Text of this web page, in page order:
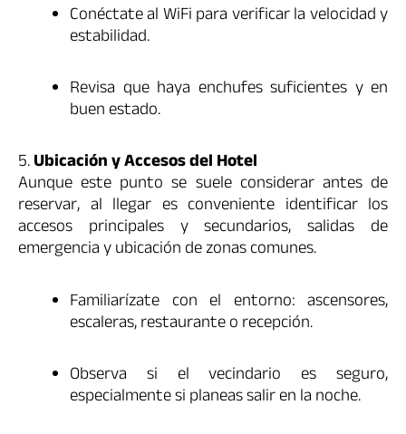
Conéctate al WiFi para verificar la velocidad y
estabilidad.
Revisa que haya enchufes suficientes y en
buen estado.
5.Ubicación y Accesos del Hotel
Aunque este punto se suele considerar antes de
reservar, al llegar es conveniente identificar los
accesos principales y secundarios, salidas de
emergencia y ubicación de zonas comunes.
Familiarízate con el entorno: ascensores,
escaleras, restaurante o recepción.
Observa si el vecindario es seguro,
especialmente si planeas salir en la noche.